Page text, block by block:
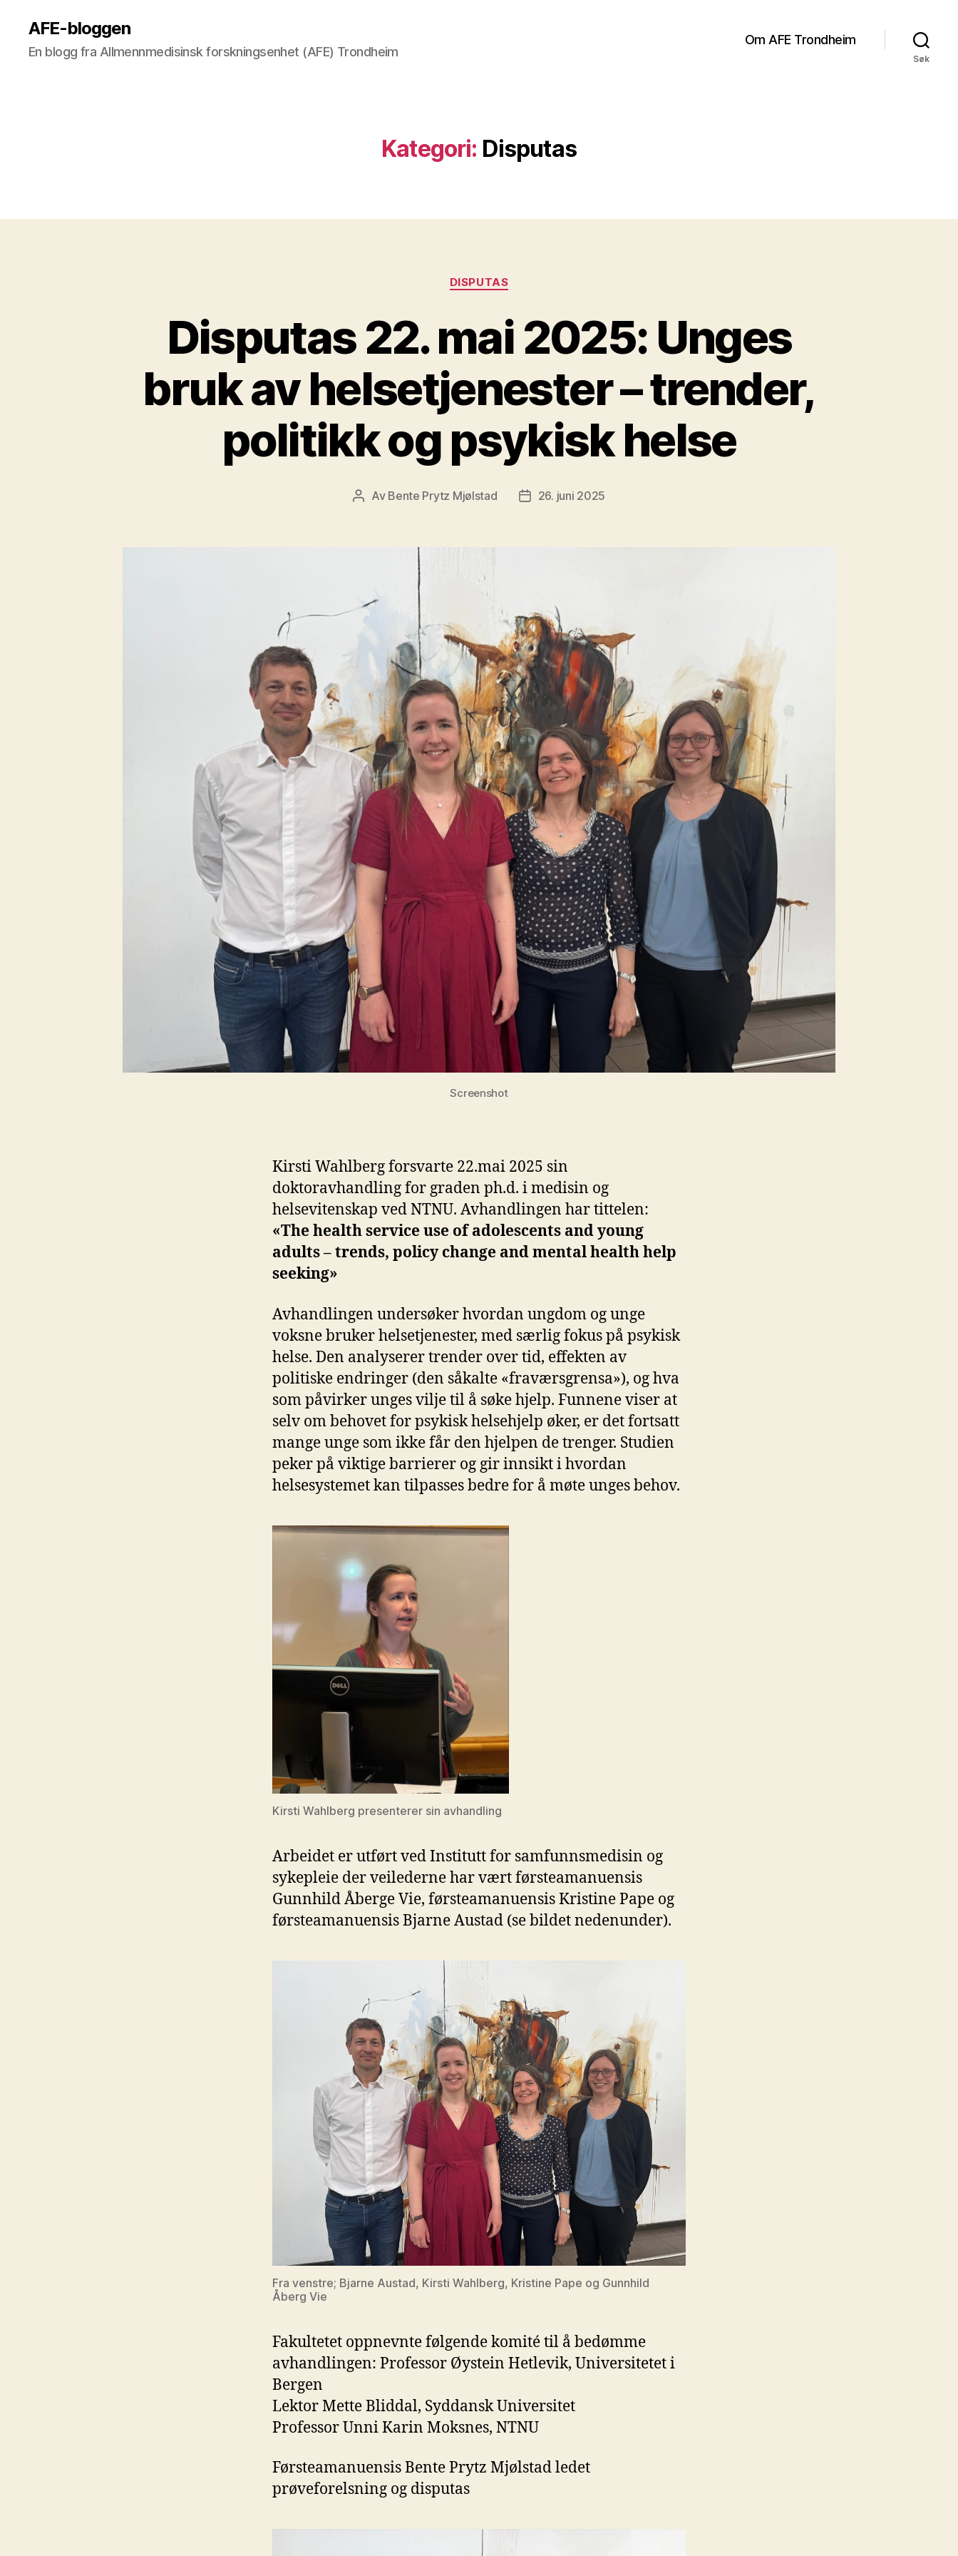
AFE-bloggen
En blogg fra Allmennmedisinsk forskningsenhet (AFE) Trondheim
Om AFE Trondheim
Søk
Kategori: Disputas
Kategorier
DISPUTAS
Disputas 22. mai 2025: Unges
bruk av helsetjenester – trender,
politikk og psykisk helse
Innleggsforfatter
Av Bente Prytz Mjølstad Publiseringsdato
26. juni 2025
Screenshot
Kirsti Wahlberg forsvarte 22.mai 2025 sin
doktoravhandling for graden ph.d. i medisin og
helsevitenskap ved NTNU. Avhandlingen har tittelen:
«The health service use of adolescents and young
adults – trends, policy change and mental health help
seeking»
Avhandlingen undersøker hvordan ungdom og unge
voksne bruker helsetjenester, med særlig fokus på psykisk
helse. Den analyserer trender over tid, effekten av
politiske endringer (den såkalte «fraværsgrensa»), og hva
som påvirker unges vilje til å søke hjelp. Funnene viser at
selv om behovet for psykisk helsehjelp øker, er det fortsatt
mange unge som ikke får den hjelpen de trenger. Studien
peker på viktige barrierer og gir innsikt i hvordan
helsesystemet kan tilpasses bedre for å møte unges behov.
Kirsti Wahlberg presenterer sin avhandling
Arbeidet er utført ved Institutt for samfunnsmedisin og
sykepleie der veilederne har vært førsteamanuensis
Gunnhild Åberge Vie, førsteamanuensis Kristine Pape og
førsteamanuensis Bjarne Austad (se bildet nedenunder).
Fra venstre; Bjarne Austad, Kirsti Wahlberg, Kristine Pape og Gunnhild
Åberg Vie
Fakultetet oppnevnte følgende komité til å bedømme
avhandlingen: Professor Øystein Hetlevik, Universitetet i
Bergen
Lektor Mette Bliddal, Syddansk Universitet
Professor Unni Karin Moksnes, NTNU
Førsteamanuensis Bente Prytz Mjølstad ledet
prøveforelsning og disputas